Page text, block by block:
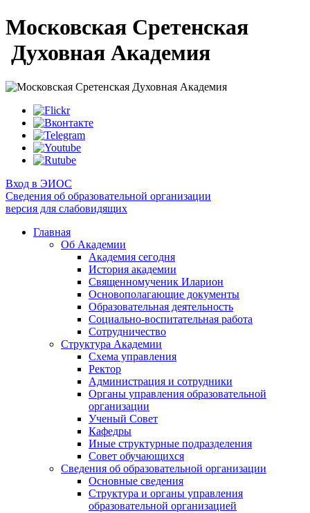
Московская Сретенская
Духовная Академия
Вход в ЭИОС
Сведения об образовательной организации
версия для слабовидящих
Главная
Об Академии
Академия сегодня
История академии
Священномученик Иларион
Основополагающие документы
Образовательная деятельность
Социально-воспитательная работа
Сотрудничество
Структура Академии
Схема управления
Ректор
Администрация и сотрудники
Органы управления образовательной
организации
Ученый Совет
Кафедры
Иные структурные подразделения
Совет обучающихся
Сведения об образовательной организации
Основные сведения
Структура и органы управления
образовательной организацией